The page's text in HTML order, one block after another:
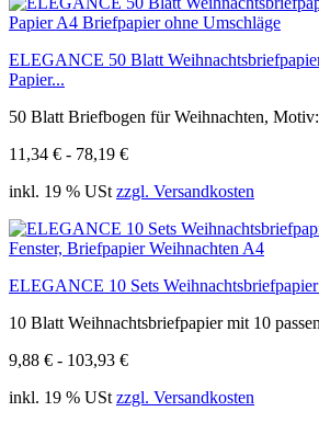
ELEGANCE 50 Blatt
Papier...
50 Blatt Briefbogen für Weihnachten,
11,34 € - 78,19 €
inkl. 19 % USt zzgl. Versandkosten
ELEGANCE 10 Sets
10 Blatt Weihnachtsbriefpapier mit 10
9,88 € - 103,93 €
inkl. 19 % USt zzgl. Versandkosten